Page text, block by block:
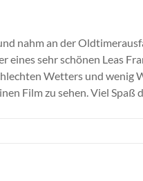
nahm an der
sehr schönen Leas
Wetters und
Film zu sehen. Viel Spaß